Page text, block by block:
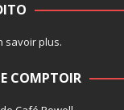
savoir plus.
COMPTOIR